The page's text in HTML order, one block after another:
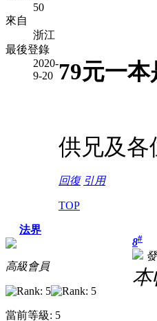
50
來自
浙江
最後登錄
2020-
9-20 79元一
供兄及各
回復 引用
TOP
法界
高級會員
當前等級: 5
8#
本